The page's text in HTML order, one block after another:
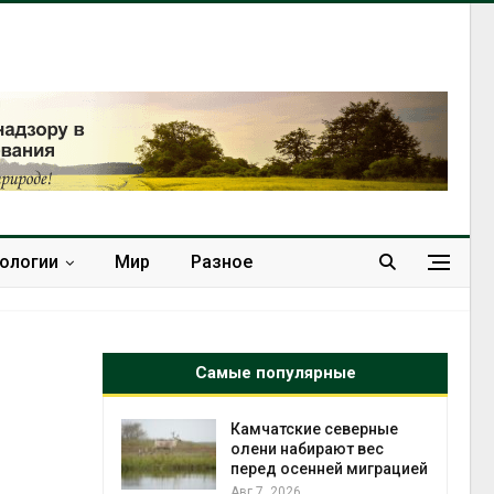
Мир Разное
Самые популярные
Тайфун, засуха и пожары:
сразу несколько
регионов столкнулись с
экстремальными